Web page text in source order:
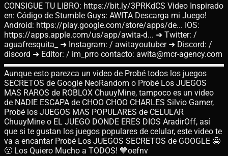
CONSIGUE TU LIBRO: https://bit.ly/3PRKdCS Video Inspirado
en: Código de Stumble Guys: AWITA Descarga mi Juego!
Android: https://play.google.com/store/apps/de... IOS:
https://apps.apple.com/us/app/awita-d... ➜ Twitter: /
aguafresquita_ ➜ Instagram: / awitayoutuber ➜ Discord: /
discord ➜ Editor: / im_prro contacto: awita@mcr-agency.com
Aunque esto parezca un video de Probé todos los juegos
SECRETOS de Google NeoRandom o Probé Los JUEGOS
MAS RAROS de ROBLOX ChuuyMine, tampoco es un video
de NADIE ESCAPA de CHOO CHOO CHARLES Silvio Gamer,
Probé los JUEGOS MAS POPULARES de CELULAR
ChuuyMine o EL JUEGO DONDE ERES DIOS AradirOff, así
que si te gustan los juegos populares de celular, este video te
va a encantar Probé Los JUEGOS SECRETOS de GOOGLE 🤩
😮 Los Quiero Mucho a TODOS! 💙oefnv